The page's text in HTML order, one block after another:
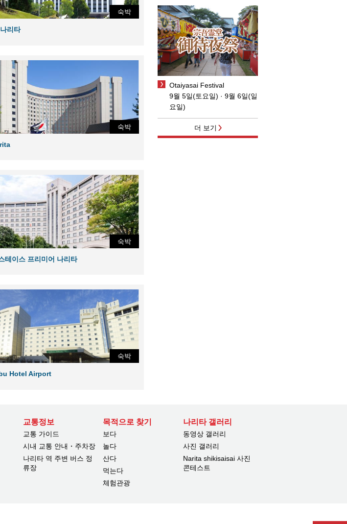
숙박
리타
숙박
숙박
테이스 프리미어 나리타
숙박
Hotel Airport
Otaiyasai Festival
9월 5일(토요일) · 9월 6일(일
요일)
더 보기
교통정보
교통 가이드
시내 교통 안내・주차장
나리타 역 주변 버스 정
류장
목적으로 찾기
보다
놀다
산다
먹는다
체험관광
나리타 갤러리
동영상 갤러리
사진 갤러리
Narita shikisaisai 사진
콘테스트